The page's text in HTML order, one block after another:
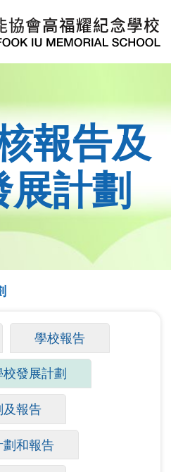
報告及
展計劃
學校報告
發展計劃
用
頁
及報告
劃和報告